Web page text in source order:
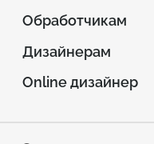
Обработчикам
Дизайнерам
Online дизайнер